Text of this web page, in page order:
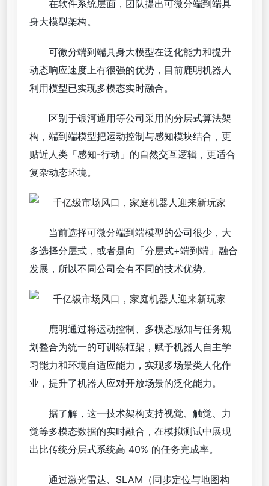
在软件系统层面，团队提出可微分端到端具
身大模型架构。
可微分端到端具身大模型在泛化能力和提升
动态响应速度上有很强的优势，目前鹿明机器人
利用模型已实现多模态实时融合。
区别于银河通用等公司采用的分层式算法架
构，端到端模型把运动控制与感知模块结合，更
贴近人类「感知-行动」的自然交互逻辑，更适合
复杂动态环境。
当前选择可微分端到端模型的公司很少，大
多选择分层式，或者是向「分层式+端到端」融合
发展，所以不同公司会有不同的技术优势。
鹿明通过将运动控制、多模态感知与任务规
划整合为统一的可训练框架，赋予机器人自主学
习能力和环境自适应能力，实现多场景类人化作
业，提升了机器人应对开放场景的泛化能力。
据了解，这一技术架构支持视觉、触觉、力
觉等多模态数据的实时融合，在模拟测试中展现
出比传统分层式系统高 40% 的任务完成率。
通过激光雷达、SLAM（同步定位与地图构